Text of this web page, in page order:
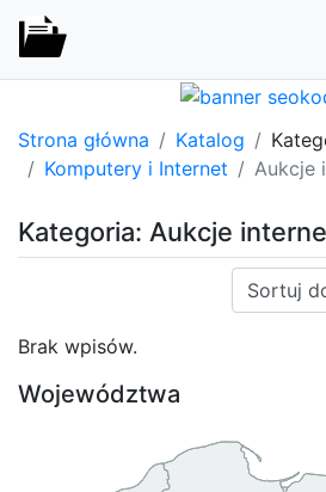
Strona główna Katalog
Komputery i Internet
Aukcje
Kategoria: Aukcje
Sortuj:
Brak wpisów.
Województwa